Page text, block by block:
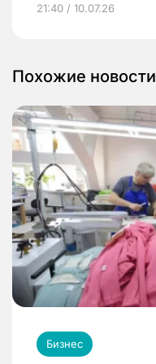
21:40 / 10.07.26
Похожие новости
Бизнес